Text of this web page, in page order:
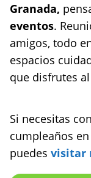
Granada,
eventos.
amigos, todo
espacios
que disfrutes
Si necesitas
cumpleaños
puedes visitar